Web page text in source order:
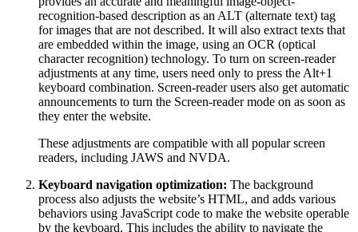
recognition-based description as an ALT (alternate text) tag
for images that are not described. It will also extract texts that
are embedded within the image, using an OCR (optical
character recognition) technology. To turn on screen-reader
adjustments at any time, users need only to press the Alt+1
keyboard combination. Screen-reader users also get automatic
announcements to turn the Screen-reader mode on as soon as
they enter the website.
These adjustments are compatible with all popular screen
readers, including JAWS and NVDA.
Keyboard navigation optimization: The background
process also adjusts the website’s HTML, and adds various
behaviors using JavaScript code to make the website operable
by the keyboard. This includes the ability to navigate the